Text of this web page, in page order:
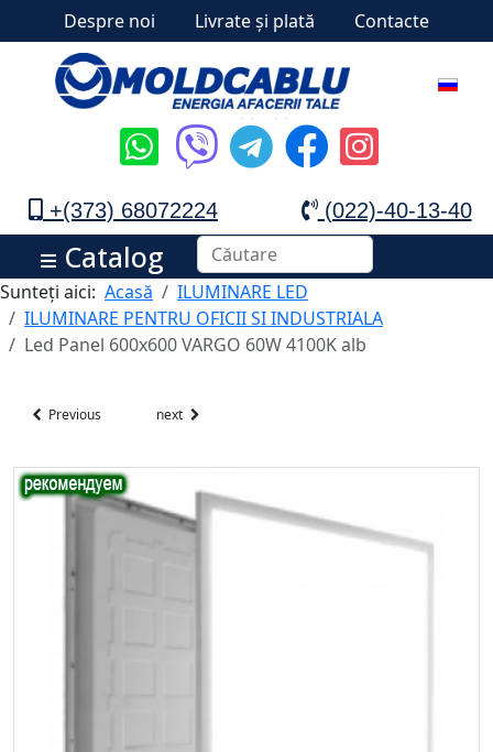
Despre noi Livrate și plată Contacte
+(373) 68072224 (022)-40-13-40
Catalog
Sunteți aici: Acasă
ILUMINARE LED
ILUMINARE PENTRU OFICII SI INDUSTRIALA
Led Panel 600x600 VARGO 60W 4100K alb
Previous next